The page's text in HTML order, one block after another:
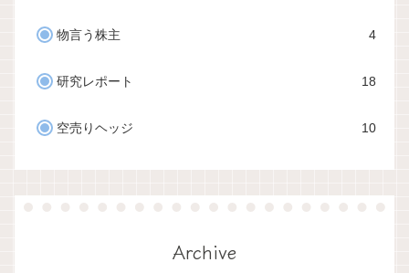
物言う株主 4
研究レポート 18
空売りヘッジ 10
Archive